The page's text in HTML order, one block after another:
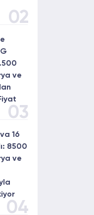
02
ve
03
16
8500
ve
04